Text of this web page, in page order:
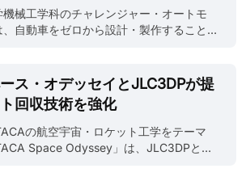
ンチ）、燃焼室長80mm（3.14イン
（1.3インチ）の金属3Dプリント製ロケ
の背後にある科学と技術を解説しなが
ングのプロセスを紹介しています。この
、Hacksmith IndustriesはSTEM愛好家、
の拠点となっています。現在、チャンネ
万人を超え、創造性、テクノロジー、
独自のエキサイティングな方法で融合
提供し続けています。 出典:
@hacksmith JLC3DPと
械工学科のチャレンジャー・オートモ
自動車をゼロから設計・製作すること
両設計や動的解析などの研究活動に重
。今年、クラブは最新プロジェクトであ
に向けて努力を重ねており、この車両は
（韓国自動車工学会）学生自動車競
予定です。 出典：
チャレンジャーは最近、
ス・オデッセイとJLC3DPが提
回収技術を強化
の航空宇宙・ロケット工学をテーマ
Space Odyssey」は、JLC3DPとの